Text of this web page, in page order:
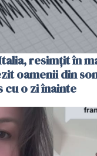
resimțit în
oamenii din
cu o zi înainte